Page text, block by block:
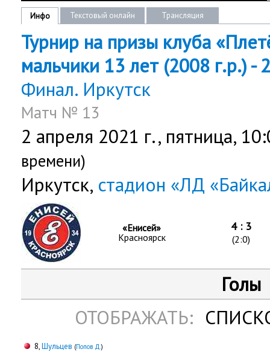
Инфо Текстовый онлайн Трансляция
Турнир на призы клуба
мальчики 13 лет (2008 г.р.) -
Финал. Иркутск
Матч № 13
2 апреля 2021 г., пятница,
времени)
Иркутск, стадион «ЛД
«Енисей»
Красноярск
4 : 3
(2:0)
Голы
ОТОБРАЖАТЬ:
8,Шульцев (Попов Д.)